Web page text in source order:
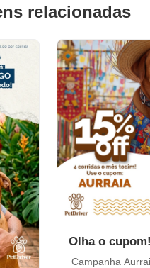
relacionadas
Olha o
Campanha